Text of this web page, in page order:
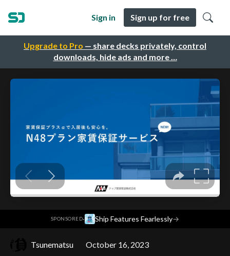
Upgrade to Pro — share decks privately, control
downloads, hide ads and more …
Sign in Sign up for free
SPONSORED· Ship Features Fearlessly→
Tsunematsu October 16, 2023